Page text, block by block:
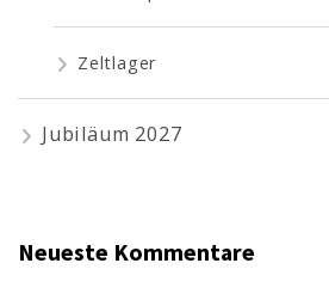
Zeltlager
Jubiläum 2027
Neueste Kommentare